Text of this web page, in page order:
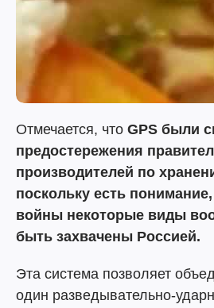
Отмечается, что GPS были
предостережения
производителей по
поскольку есть
войны некоторые виды
быть захвачены Россией.
Эта система позволяет
один разведывательно-